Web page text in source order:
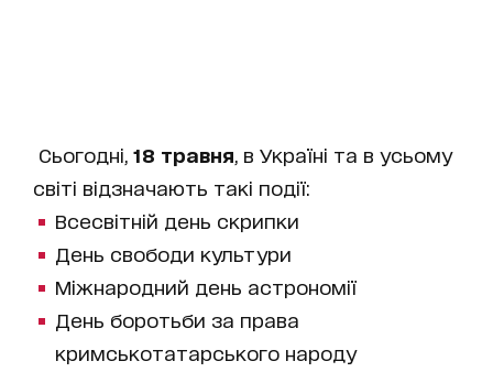
Сьогодні, 18 травня , в Україні та в усьому
світі відзначають такі події:
Всесвітній день скрипки
День свободи культури
Міжнародний день астрономії
День боротьби за права
кримськотатарського народу